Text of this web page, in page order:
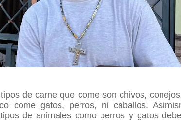
de carne que come son chivos,
come gatos, perros, ni caballos.
de animales como perros y gatos